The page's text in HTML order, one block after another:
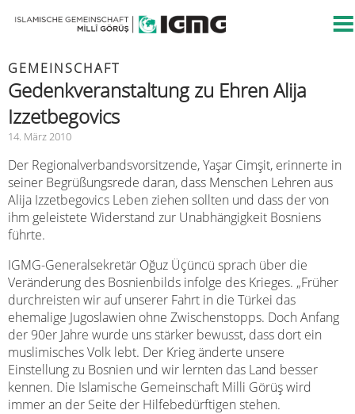
GEMEINSCHAFT
Gedenkveranstaltung zu Ehren Alija
Izzetbegovics
14. März 2010
Der Regionalverbandsvorsitzende, Yaşar Cimşit, erinnerte in
seiner Begrüßungsrede daran, dass Menschen Lehren aus
Alija Izzetbegovics Leben ziehen sollten und dass der von
ihm geleistete Widerstand zur Unabhängigkeit Bosniens
führte.
IGMG-Generalsekretär Oğuz Üçüncü sprach über die
Veränderung des Bosnienbilds infolge des Krieges. „Früher
durchreisten wir auf unserer Fahrt in die Türkei das
ehemalige Jugoslawien ohne Zwischenstopps. Doch Anfang
der 90er Jahre wurde uns stärker bewusst, dass dort ein
muslimisches Volk lebt. Der Krieg änderte unsere
Einstellung zu Bosnien und wir lernten das Land besser
kennen. Die Islamische Gemeinschaft Milli Görüş wird
immer an der Seite der Hilfebedürftigen stehen.